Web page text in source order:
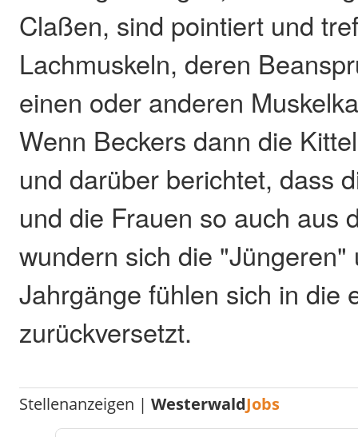
Claßen, sind pointiert und
Lachmuskeln, deren
einen oder anderen
Wenn Beckers dann die
und darüber berichtet, dass
und die Frauen so auch aus
wundern sich die
Jahrgänge fühlen sich in die
zurückversetzt.
Stellenanzeigen |WesterwaldJobs